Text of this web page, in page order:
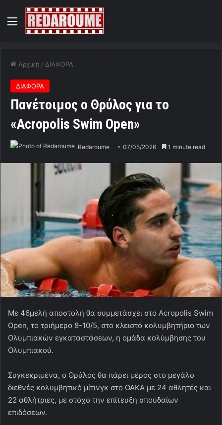
Menu
Αρχική / ΔΙΑΦΟΡΑ
ΔΙΑΦΟΡΑ
Πανέτοιμος ο Θρύλος για το
«Acropolis Swim Open»
Redaroume 07/05/2026 1 minute read
Με 46μελή αποστολή θα συμμετάσχει στο Acropolis Swim
Open, το τριήμερο 8-10/5, στο κλειστό κολυμβητήριο των
Ολυμπιακών εγκαταστάσεων, η ομάδα κολύμβησης του
Ολυμπιακού.
Συγκεκριμένα, ο Θρύλος θα πάρει μέρος στο μεγάλο
διεθνές κολυμβητικό μίτινγκ στο ΟΑΚΑ με 24 αθλητές και
22 αθλήτριες, με στόχο την επίτευξη σπουδαίων
επιδόσεων.